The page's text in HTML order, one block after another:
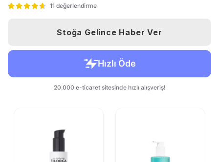
11 değerlendirme
Stoğa Gelince Haber Ver